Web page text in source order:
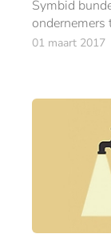
Symbid
ondernemers
van financieren.
01 maart 2017